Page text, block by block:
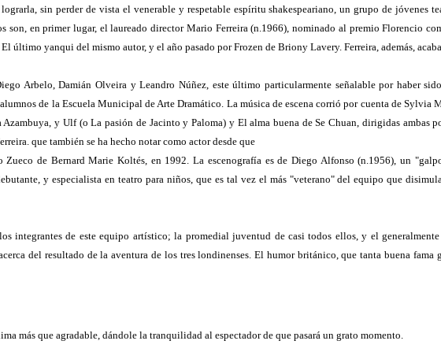
sin perder de vista el venerable y respetable espíritu shakespeariano, un grupo de jóvenes
son, en primer lugar, el laureado director Mario Ferreira (n.1966), nominado al premio Florencio
último yanqui del mismo autor, y el año pasado por Frozen de Briony Lavery. Ferreira, además,
Arbelo, Damián Olveira y Leandro Núñez, este último particularmente señalable por haber
de la Escuela Municipal de Arte Dramático. La música de escena corrió por cuenta de
y Ulf (o La pasión de Jacinto y Paloma) y El alma buena de Se Chuan, dirigidas
que también se ha hecho notar como actor desde que
de Bernard Marie Koltés, en 1992. La escenografía es de Diego Alfonso (n.1956), un
y especialista en teatro para niños, que es tal vez el más "veterano" del equipo que
integrantes de este equipo artístico; la promedial juventud de casi todos ellos, y el
del resultado de la aventura de los tres londinenses. El humor británico, que tanta buena
más que agradable, dándole la tranquilidad al espectador de que pasará un grato momento.